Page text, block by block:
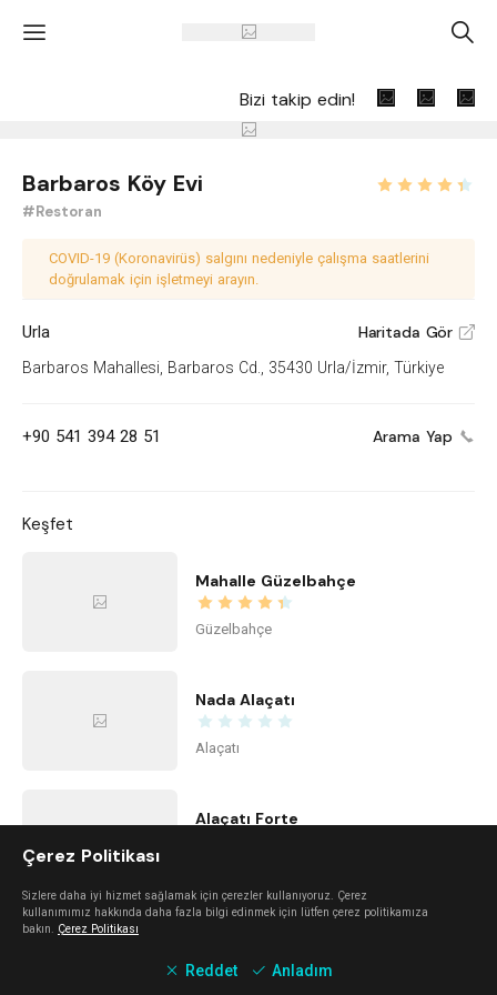
' A
Bizi takip edin!
Barbaros Köy Evi
#Restoran
COVID-19 (Koronavirüs) salgını nedeniyle çalışma saatlerini
doğrulamak için işletmeyi arayın.
Urla Haritada Gör V
Barbaros Mahallesi, Barbaros Cd., 35430 Urla/İzmir, Türkiye
+90 541 394 28 51 Arama Yap
Keşfet
Mahalle Güzelbahçe
Güzelbahçe
Nada Alaçatı
Alaçatı
Alaçatı Forte
Çerez Politikası
Sizlere daha iyi hizmet sağlamak için çerezler kullanıyoruz. Çerez
kullanımımız hakkında daha fazla bilgi edinmek için lütfen çerez politikamıza
bakın. Çerez Politikası
Reddet Anladım